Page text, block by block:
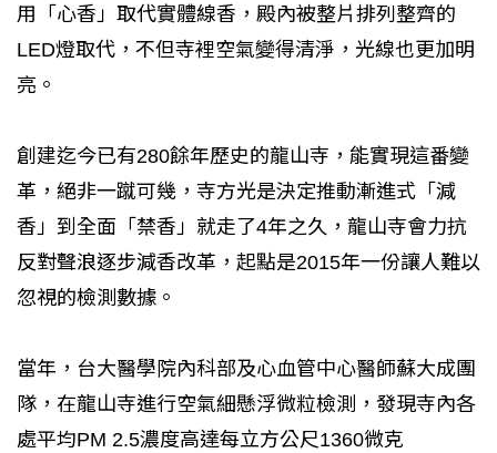
用「心香」取代實體線香，殿內被整片排列整齊的
LED燈取代，不但寺裡空氣變得清淨，光線也更加明
亮。
創建迄今已有280餘年歷史的龍山寺，能實現這番變
革，絕非一蹴可幾，寺方光是決定推動漸進式「減
香」到全面「禁香」就走了4年之久，龍山寺會力抗
反對聲浪逐步減香改革，起點是2015年一份讓人難以
忽視的檢測數據。
當年，台大醫學院內科部及心血管中心醫師蘇大成團
隊，在龍山寺進行空氣細懸浮微粒檢測，發現寺內各
處平均PM 2.5濃度高達每立方公尺1360微克